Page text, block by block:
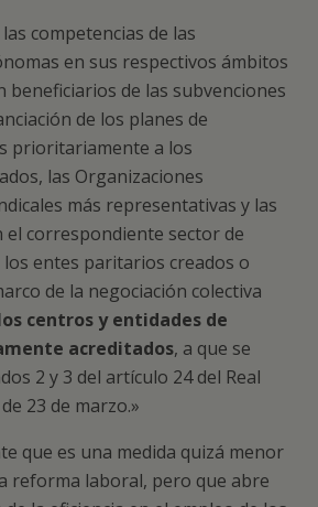
competencias de las
en sus respectivos ámbitos
beneficiarios de las subvenciones
de los planes de
prioritariamente a los
las Organizaciones
más representativas y las
el correspondiente sector de
los entes paritarios creados o
de la negociación colectiva
centros y entidades de
acreditados, a que se
2 y 3 del artículo 24 del Real
23 de marzo.»
que es una medida quizá menor
reforma laboral, pero que abre